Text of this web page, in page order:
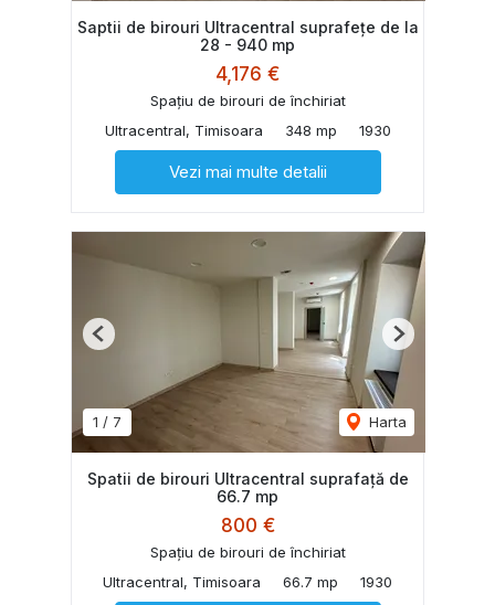
Saptii de birouri Ultracentral suprafețe de la
28 - 940 mp
4,176 €
Spațiu de birouri de închiriat
Ultracentral, Timisoara
348 mp 1930
Vezi mai multe detalii
1 / 7 Harta
Previous Next
Spatii de birouri Ultracentral suprafață de
66.7 mp
800 €
Spațiu de birouri de închiriat
Ultracentral, Timisoara
66.7 mp 1930